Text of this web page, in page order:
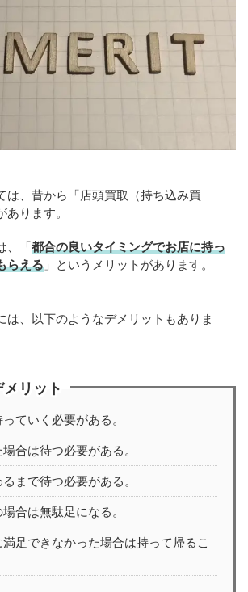
は、昔から「店頭買取（持ち込み買
ります。
、「都合の良いタイミングでお店に持っ
らえる 」というメリットがあります。
は、以下のようなデメリットもありま
リット
ていく必要がある。
合は待つ必要がある。
まで待つ必要がある。
合は無駄足になる。
足できなかった場合は持って帰るこ